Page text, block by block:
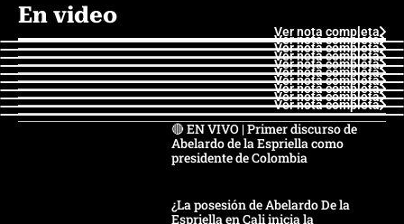
En video
Ver nota completa
Ver nota completa
Ver nota completa
Ver nota completa
Ver nota completa
Ver nota completa
Ver nota completa
Ver nota completa
Ver nota completa
Ver nota completa
🔴 EN VIVO | Primer discurso de
Abelardo de la Espriella como
presidente de Colombia
¿La posesión de Abelardo De la
Espriella en Cali inicia la